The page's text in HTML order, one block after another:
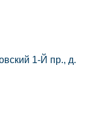
1-Й пр., д.